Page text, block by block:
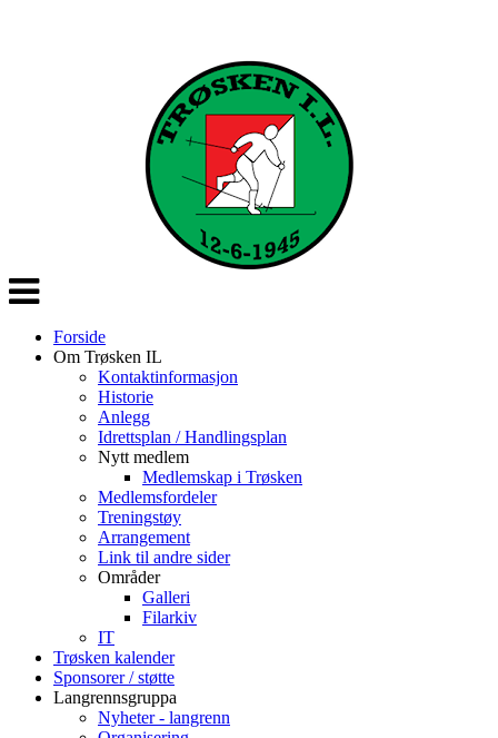
Veksle
navigasjon
Forside
Om Trøsken IL
Kontaktinformasjon
Historie
Anlegg
Idrettsplan / Handlingsplan
Nytt medlem
Medlemskap i Trøsken
Medlemsfordeler
Treningstøy
Arrangement
Link til andre sider
Områder
Galleri
Filarkiv
IT
Trøsken kalender
Sponsorer / støtte
Langrennsgruppa
Nyheter - langrenn